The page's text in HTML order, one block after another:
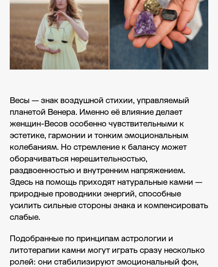
Весы — знак воздушной стихии, управляемый
планетой Венера. Именно её влияние делает
женщин-Весов особенно чувствительными к
эстетике, гармонии и тонким эмоциональным
колебаниям. Но стремление к балансу может
оборачиваться нерешительностью,
раздвоенностью и внутренним напряжением.
Здесь на помощь приходят натуральные камни —
природные проводники энергий, способные
усилить сильные стороны знака и компенсировать
слабые.
Подобранные по принципам астрологии и
литотерапии камни могут играть сразу несколько
ролей: они стабилизируют эмоциональный фон,